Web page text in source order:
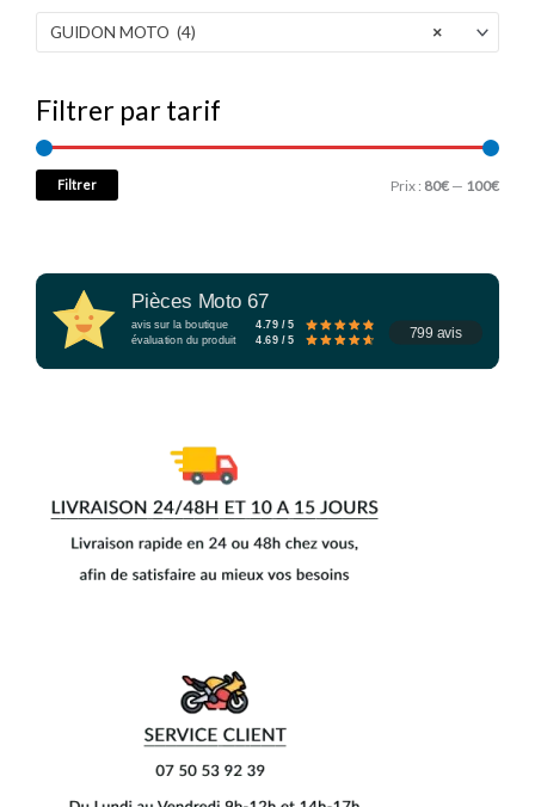
×
GUIDON MOTO (4)
Filtrer par tarif
Filtrer Prix : 80€ — 100€
Pièces Moto 67
avis sur la boutique
4.79 / 5
évaluation du produit
4.69 / 5 799 avis